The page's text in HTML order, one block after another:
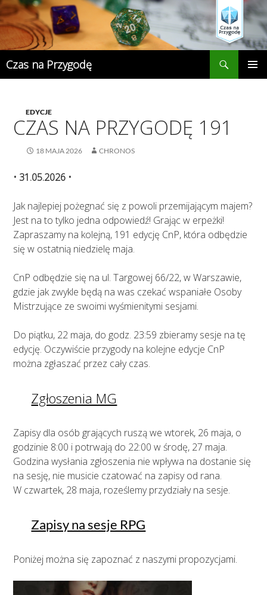
Przejdź
do
treści
Czas na Przygodę
EDYCJE
CZAS NA PRZYGODĘ 191
18 MAJA 2026 CHRONOS
• 31.05.2026 •
Jak najlepiej pożegnać się z powoli przemijającym majem?
Jest na to tylko jedna odpowiedź! Grając w erpeżki!
Zapraszamy na kolejną, 191 edycję CnP, która odbędzie
się w ostatnią niedzielę maja.
CnP odbędzie się na ul. Targowej 66/22, w Warszawie,
gdzie jak zwykle będą na was czekać wspaniałe Osoby
Mistrzujące ze swoimi wyśmienitymi sesjami.
Do piątku, 22 maja, do godz. 23:59 zbieramy sesje na tę
edycję. Oczywiście przygody na kolejne edycje CnP
można zgłaszać przez cały czas.
Zgłoszenia MG
Zapisy dla osób grających ruszą we wtorek, 26 maja, o
godzinie 8:00 i potrwają do 22:00 w środę, 27 maja.
Godzina wysłania zgłoszenia nie wpływa na dostanie się
na sesję, nie musicie czatować na zapisy od rana.
W czwartek, 28 maja, roześlemy przydziały na sesje.
Zapisy na sesje RPG
Poniżej można się zapoznać z naszymi propozycjami.